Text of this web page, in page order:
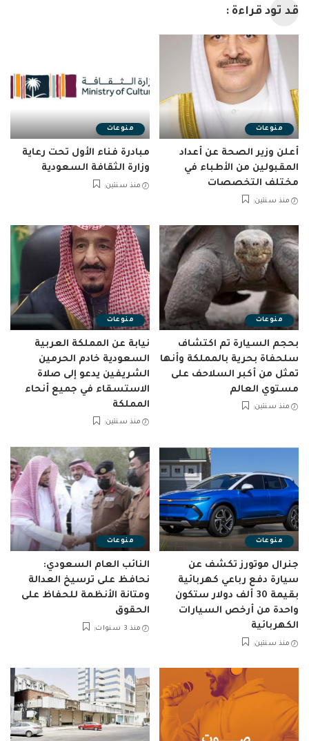
قد تود قراءة :
منوعات
أعلن وزير الصحة عن أعداد
المقبولين من الأطباء في
مختلف التخصصات
منذ سنتين
منوعات
مبادرة فناء الأول تحت رعاية
وزارة الثقافة السعودية
منذ سنتين
منوعات
بحجم السيارة تم اكتشاف
سلحفاة بحرية بالمملكة وأنها
تمثل من أكبر السلاحف على
مستوي العالم
منذ سنتين
منوعات
نيابة عن المملكة العربية
السعودية خادم الحرمين
الشريفين يدعو إلى صلاة
الاستسقاء في جميع أنحاء
المملكة
منذ سنتين
منوعات
جنرال موتورز تكشف عن
سيارة دفع رباعي كهربائية
بقيمة 30 ألف دولار ستكون
واحدة من أرخص السيارات
الكهربائية
منذ سنتين
منوعات
النائب العام السعودي:
نحافظ على ترسيخ العدالة
ومتانة الأنظمة للحفاظ على
الحقوق
منذ 3 سنوات